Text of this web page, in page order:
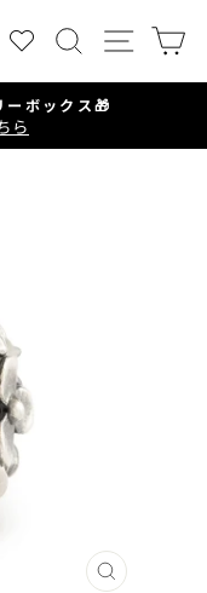
検索 サイ
ボックス🎁
ら